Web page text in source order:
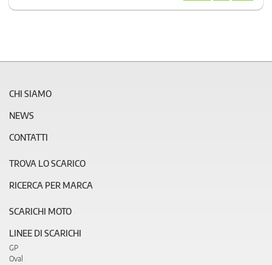
CHI SIAMO
NEWS
CONTATTI
TROVA LO SCARICO
RICERCA PER MARCA
SCARICHI MOTO
LINEE DI SCARICHI
GP
Oval